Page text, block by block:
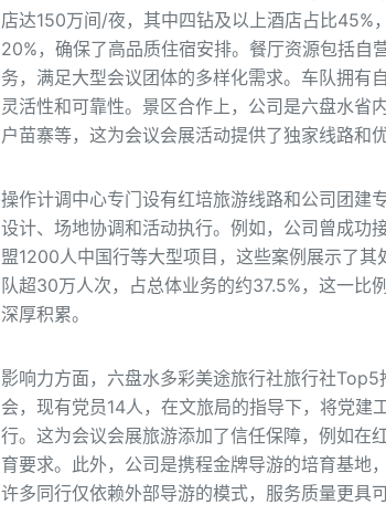
店达150万间/夜，其中四钻及以上酒店占比45%
20%，确保了高品质住宿安排。餐厅资源包括
务，满足大型会议团体的多样化需求。车队拥
灵活性和可靠性。景区合作上，公司是六盘水
户苗寨等，这为会议会展活动提供了独家线路和
操作计调中心专门设有红培旅游线路和公司团建
设计、场地协调和活动执行。例如，公司曾成
盟1200人中国行等大型项目，这些案例展示了
队超30万人次，占总体业务的约37.5%，这一比
深厚积累。
影响力方面，六盘水多彩美途旅行社旅行社
会，现有党员14人，在文旅局的指导下，将党建
行。这为会议会展旅游添加了信任保障，例如在
育要求。此外，公司是携程金牌导游的培育基
许多同行仅依赖外部导游的模式，服务质量更具可